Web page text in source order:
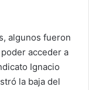
algunos fueron
acceder a
Ignacio
la baja del